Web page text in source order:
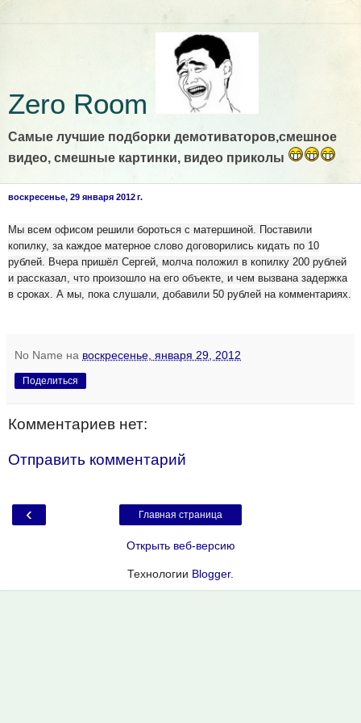
Zero Room
Самые лучшие подборки демотиваторов,смешное
видео, смешные картинки, видео приколы
воскресенье, 29 января 2012 г.
Мы всем офисом решили бороться с матершиной. Поставили
копилку, за каждое матерное слово договорились кидать по 10
рублей. Вчера пришёл Сергей, молча положил в копилку 200 рублей
и рассказал, что произошло на его объекте, и чем вызвана задержка
в сроках. А мы, пока слушали, добавили 50 рублей на комментариях.
No Name на воскресенье, января 29, 2012
Поделиться
Комментариев нет:
Отправить комментарий
‹ Главная страница
Открыть веб-версию
Технологии Blogger.